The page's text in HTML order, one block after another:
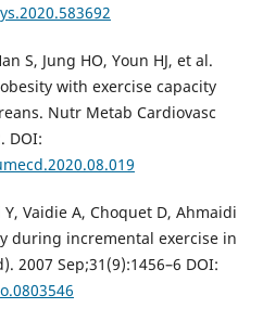
S, Jung HO, Youn HJ, et al.
with exercise capacity
Nutr Metab Cardiovasc
DOI:
Vaidie A, Choquet D, Ahmaidi
during incremental exercise in
2007 Sep;31(9):1456–6 DOI: